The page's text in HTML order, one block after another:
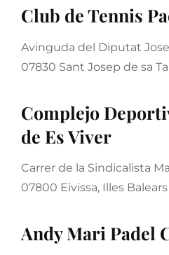
Club de Tennis
Avinguda del Diputat
07830 Sant Josep de sa
Complejo
de Es Viver
Carrer de la Sindicalista
07800 Eivissa, Illes Balears
Andy Mari Padel